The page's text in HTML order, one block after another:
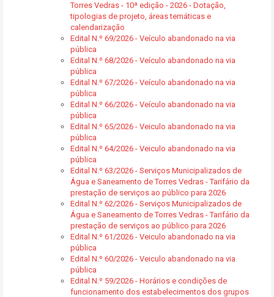
Torres Vedras - 10ª edição - 2026 - Dotação,
tipologias de projeto, áreas temáticas e
calendarização
Edital N.º 69/2026 - Veículo abandonado na via
pública
Edital N.º 68/2026 - Veículo abandonado na via
pública
Edital N.º 67/2026 - Veículo abandonado na via
pública
Edital N.º 66/2026 - Veículo abandonado na via
pública
Edital N.º 65/2026 - Veiculo abandonado na via
pública
Edital N.º 64/2026 - Veiculo abandonado na via
pública
Edital N.º 63/2026 - Serviços Municipalizados de
Água e Saneamento de Torres Vedras - Tarifário da
prestação de serviços ao público para 2026
Edital N.º 62/2026 - Serviços Municipalizados de
Água e Saneamento de Torres Vedras - Tarifário da
prestação de serviços ao público para 2026
Edital N.º 61/2026 - Veiculo abandonado na via
pública
Edital N.º 60/2026 - Veiculo abandonado na via
pública
Edital N.º 59/2026 - Horários e condições de
funcionamento dos estabelecimentos dos grupos